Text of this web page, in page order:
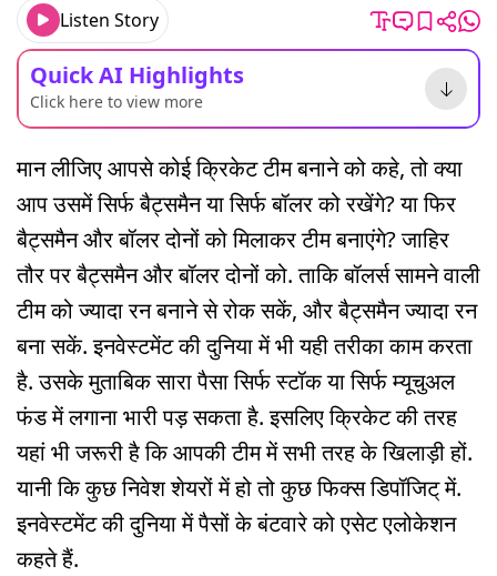
Listen Story
Quick AI Highlights
Click here to view more
मान लीजिए आपसे कोई क्रिकेट टीम बनाने को कहे, तो क्या
आप उसमें सिर्फ बैट्समैन या सिर्फ बॉलर को रखेंगे? या फिर
बैट्समैन और बॉलर दोनों को मिलाकर टीम बनाएंगे? जाहिर
तौर पर बैट्समैन और बॉलर दोनों को. ताकि बॉलर्स सामने वाली
टीम को ज्यादा रन बनाने से रोक सकें, और बैट्समैन ज्यादा रन
बना सकें. इनवेस्टमेंट की दुनिया में भी यही तरीका काम करता
है. उसके मुताबिक सारा पैसा सिर्फ स्टॉक या सिर्फ म्यूचुअल
फंड में लगाना भारी पड़ सकता है. इसलिए क्रिकेट की तरह
यहां भी जरूरी है कि आपकी टीम में सभी तरह के खिलाड़ी हों.
यानी कि कुछ निवेश शेयरों में हो तो कुछ फिक्स डिपॉजिट् में.
इनवेस्टमेंट की दुनिया में पैसों के बंटवारे को एसेट एलोकेशन
कहते हैं.